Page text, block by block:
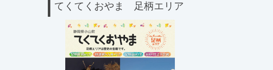
てくてくおやま 足柄エリア